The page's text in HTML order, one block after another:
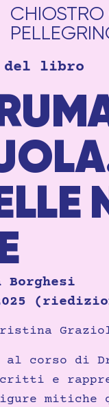
del libro
Borghesi
corso di
e
mitiche